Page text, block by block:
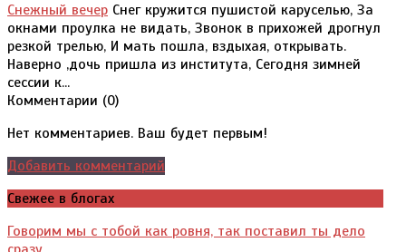
Снежный вечер Снег кружится пушистой каруселью, За
окнами проулка не видать, Звонок в прихожей дрогнул
резкой трелью, И мать пошла, вздыхая, открывать.
Наверно ,дочь пришла из института, Сегодня зимней
сессии к...
Комментарии (0)
Нет комментариев. Ваш будет первым!
Добавить комментарий
Свежее в блогах
Говорим мы с тобой как ровня, так поставил ты дело